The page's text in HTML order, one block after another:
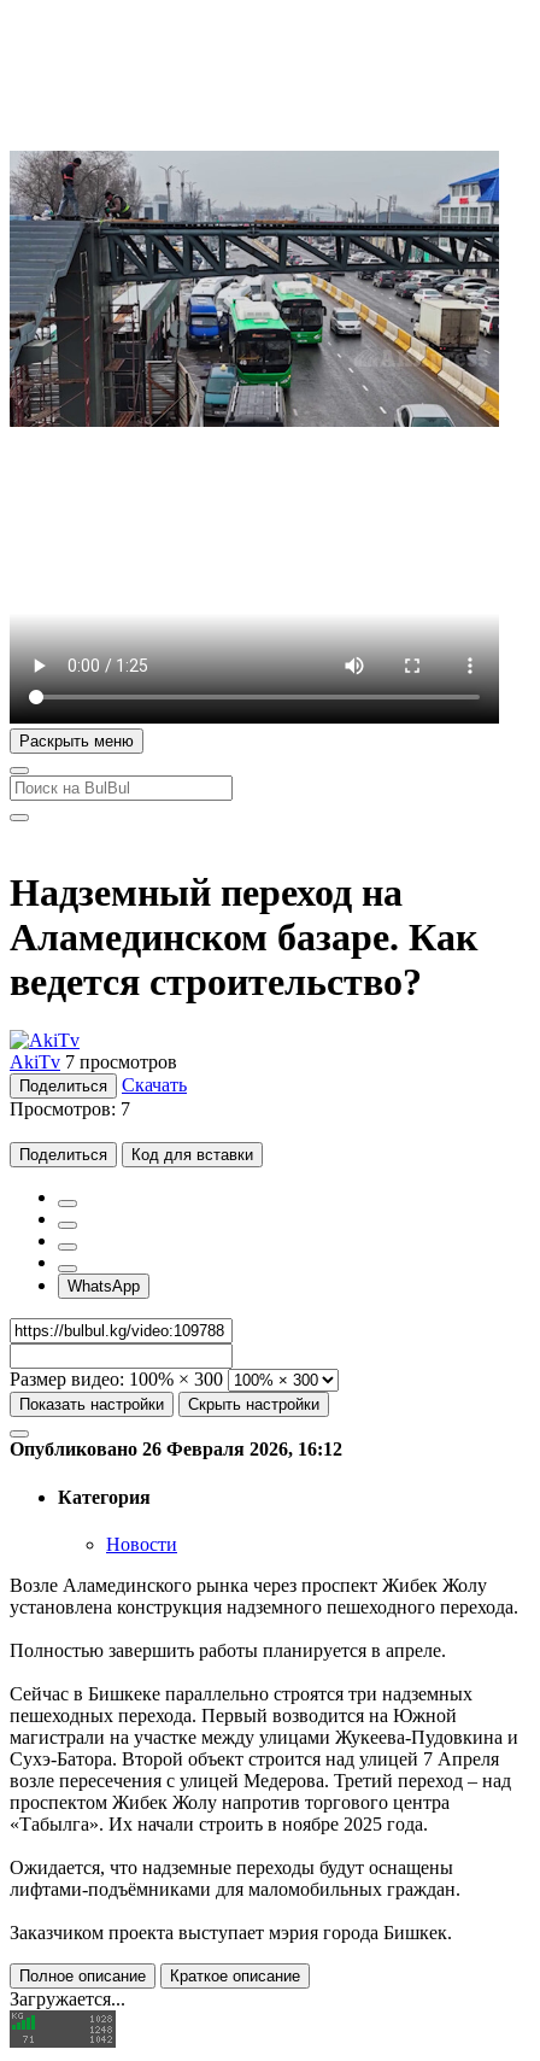
Раскрыть меню
Надземный переход на
Аламединском базаре. Как
ведется строительство?
AkiTv 7 просмотров
Поделиться
Скачать
Просмотров: 7
Поделиться Код для вставки
WhatsApp
Размер видео: 100% × 300
Показать настройки Скрыть настройки
Опубликовано 26 Февраля 2026, 16:12
Категория
Новости
Возле Аламединского рынка через проспект Жибек Жолу
установлена конструкция надземного пешеходного перехода.
Полностью завершить работы планируется в апреле.
Сейчас в Бишкеке параллельно строятся три надземных
пешеходных перехода. Первый возводится на Южной
магистрали на участке между улицами Жукеева-Пудовкина и
Сухэ-Батора. Второй объект строится над улицей 7 Апреля
возле пересечения с улицей Медерова. Третий переход – над
проспектом Жибек Жолу напротив торгового центра
«Табылга». Их начали строить в ноябре 2025 года.
Ожидается, что надземные переходы будут оснащены
лифтами-подъёмниками для маломобильных граждан.
Заказчиком проекта выступает мэрия города Бишкек.
Полное описание Краткое описание
Загружается...